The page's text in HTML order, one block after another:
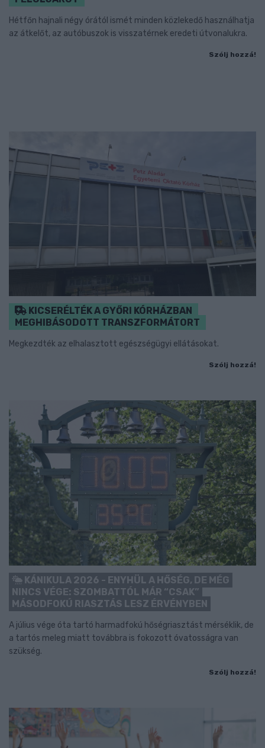
Hétfőn hajnali négy órától ismét minden közlekedő használhatja
az átkelőt, az autóbuszok is visszatérnek eredeti útvonalukra.
Szólj hozzá!
KICSERÉLTÉK A GYŐRI KÓRHÁZBAN
MEGHIBÁSODOTT TRANSZFORMÁTORT
Megkezdték az elhalasztott egészségügyi ellátásokat.
Szólj hozzá!
KÁNIKULA 2026 - ENYHÜL A HŐSÉG, DE MÉG
NINCS VÉGE: SZOMBATTÓL MÁR “CSAK”
MÁSODFOKÚ RIASZTÁS LESZ ÉRVÉNYBEN
A július vége óta tartó harmadfokú hőségriasztást mérséklik, de
a tartós meleg miatt továbbra is fokozott óvatosságra van
szükség.
Szólj hozzá!